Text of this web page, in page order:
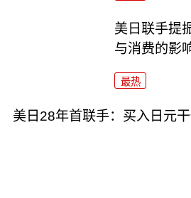
美日联手提
与消费的影
最热
美日28年首联手：买入日元